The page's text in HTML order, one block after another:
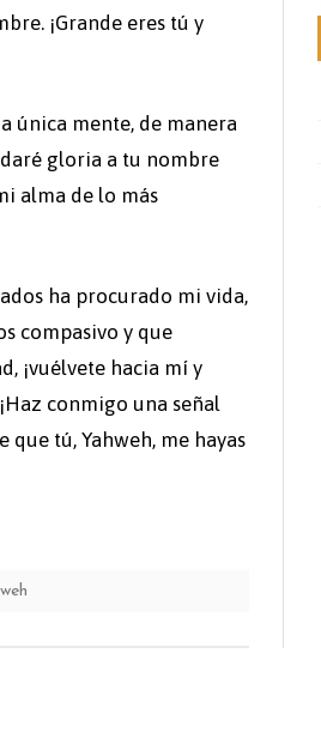
¡Grande eres tú y
única mente, de manera
daré gloria a tu nombre
alma de lo más
ha procurado mi vida,
compasivo y que
¡vuélvete hacia mí y
conmigo una señal
que tú, Yahweh, me hayas